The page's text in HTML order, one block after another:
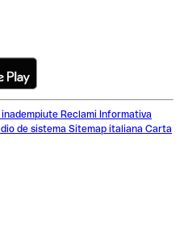
inadempiute Reclami Informativa
de sistema Sitemap italiana Carta